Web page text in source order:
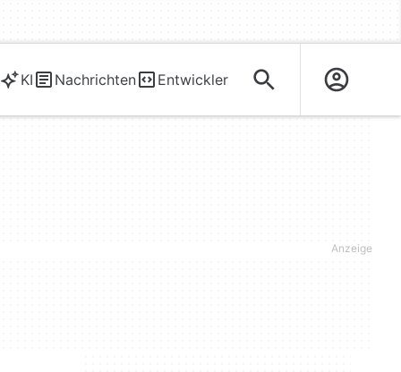
KI Nachrichten Entwickler